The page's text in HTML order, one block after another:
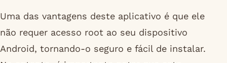
Uma das vantagens deste aplicativo é que ele
não requer acesso root ao seu dispositivo
Android, tornando-o seguro e fácil de instalar.